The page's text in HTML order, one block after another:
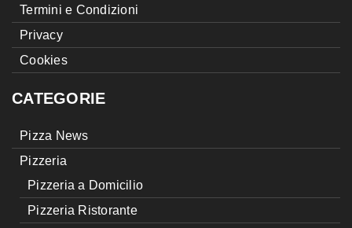
Termini e Condizioni
Privacy
Cookies
CATEGORIE
Pizza News
Pizzeria
Pizzeria a Domicilio
Pizzeria Ristorante